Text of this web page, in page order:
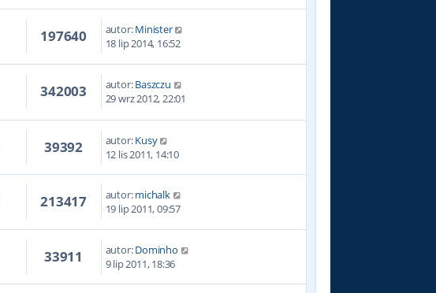
197640 autor:Minister
18 lip 2014, 16:52
342003 autor:Baszczu
29 wrz 2012, 22:01
39392 autor:Kusy
12 lis 2011, 14:10
213417 autor:michalk
19 lip 2011, 09:57
33911 autor:Dominho
9 lip 2011, 18:36